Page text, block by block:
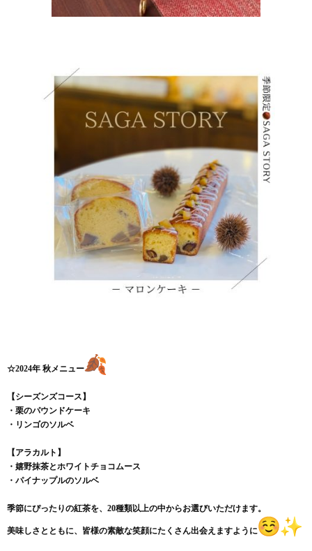
☆2024年 秋メニュー
【シーズンズコース】
・栗のパウンドケーキ
・リンゴのソルベ
【アラカルト】
・嬉野抹茶とホワイトチョコムース
・パイナップルのソルベ
季節にぴったりの紅茶を、20種類以上の中からお選びいただけます。
美味しさとともに、皆様の素敵な笑顔にたくさん出会えますように